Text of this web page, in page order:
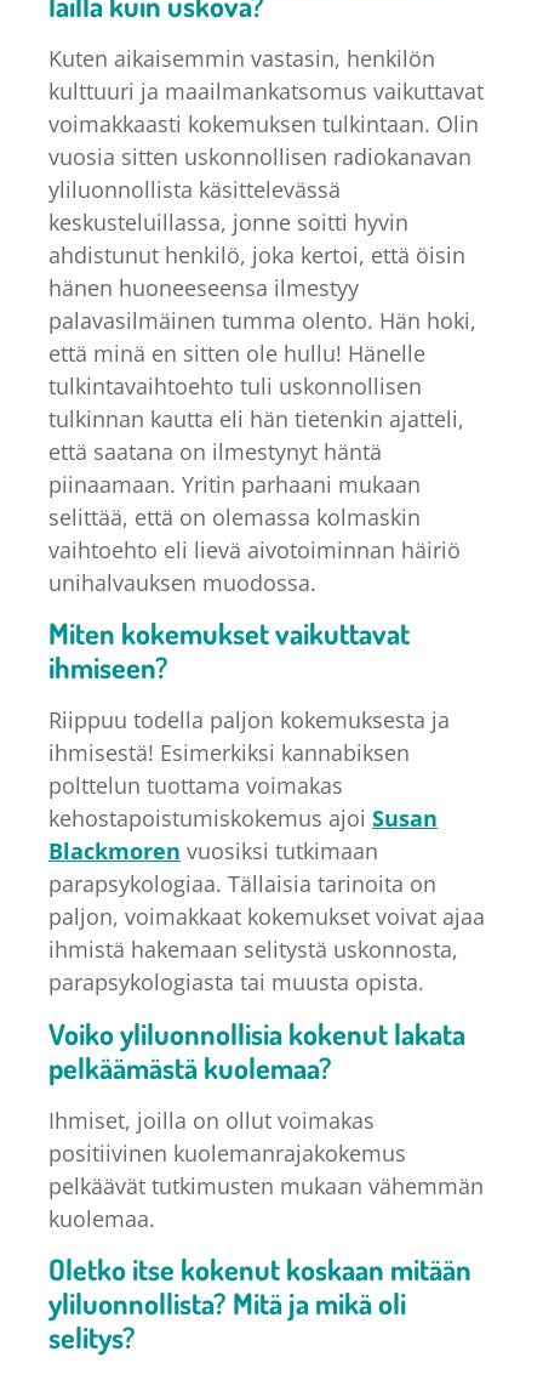
Kuten aikaisemmin vastasin, henkilön
kulttuuri ja maailmankatsomus vaikuttavat
voimakkaasti kokemuksen tulkintaan. Olin
vuosia sitten uskonnollisen radiokanavan
yliluonnollista käsittelevässä
keskusteluillassa, jonne soitti hyvin
ahdistunut henkilö, joka kertoi, että öisin
hänen huoneeseensa ilmestyy
palavasilmäinen tumma olento. Hän hoki,
että minä en sitten ole hullu! Hänelle
tulkintavaihtoehto tuli uskonnollisen
tulkinnan kautta eli hän tietenkin ajatteli,
että saatana on ilmestynyt häntä
piinaamaan. Yritin parhaani mukaan
selittää, että on olemassa kolmaskin
vaihtoehto eli lievä aivotoiminnan häiriö
unihalvauksen muodossa.
Miten kokemukset vaikuttavat
ihmiseen?
Riippuu todella paljon kokemuksesta ja
ihmisestä! Esimerkiksi kannabiksen
polttelun tuottama voimakas
kehostapoistumiskokemus ajoi Susan
Blackmoren vuosiksi tutkimaan
parapsykologiaa. Tällaisia tarinoita on
paljon, voimakkaat kokemukset voivat ajaa
ihmistä hakemaan selitystä uskonnosta,
parapsykologiasta tai muusta opista.
Voiko yliluonnollisia kokenut lakata
pelkäämästä kuolemaa?
Ihmiset, joilla on ollut voimakas
positiivinen kuolemanrajakokemus
pelkäävät tutkimusten mukaan vähemmän
kuolemaa.
Oletko itse kokenut koskaan mitään
yliluonnollista? Mitä ja mikä oli
selitys?